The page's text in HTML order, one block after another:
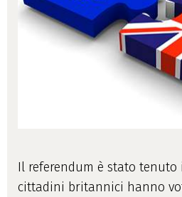
Il referendum è stato tenuto
cittadini britannici hanno